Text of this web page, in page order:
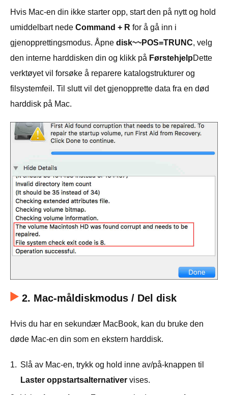
Hvis Mac-en din ikke starter opp, start den på nytt og hold
umiddelbart nede Command + R for å gå inn i
gjenopprettingsmodus. Åpne disk~~POS=TRUNC, velg
den interne harddisken din og klikk på FørstehjelpDette
verktøyet vil forsøke å reparere katalogstrukturer og
filsystemfeil. Til slutt vil det gjenopprette data fra en død
harddisk på Mac.
2. Mac-måldiskmodus / Del disk
Hvis du har en sekundær MacBook, kan du bruke den
døde Mac-en din som en ekstern harddisk.
1. Slå av Mac-en, trykk og hold inne av/på-knappen til
Laster oppstartsalternativer vises.